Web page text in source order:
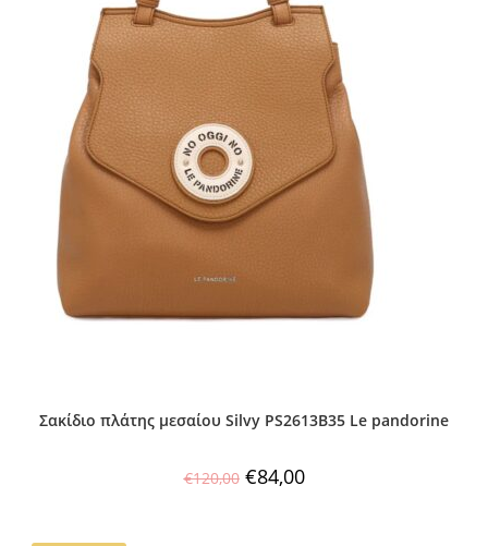
Σακίδιο πλάτης μεσαίου Silvy PS2613B35 Le pandorine
€120,00 €84,00